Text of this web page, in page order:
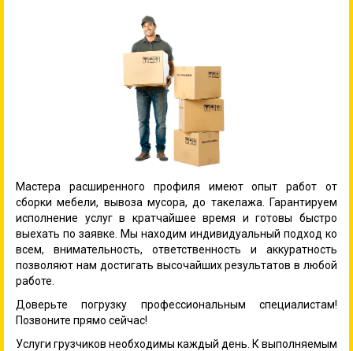
Мастера расширенного профиля имеют опыт работ от
сборки мебели, вывоза мусора, до такелажа. Гарантируем
исполнение услуг в кратчайшее время и готовы быстро
выехать по заявке. Мы находим индивидуальный подход ко
всем, внимательность, ответственность и аккуратность
позволяют нам достигать высочайших результатов в любой
работе.
Доверьте погрузку профессиональным специалистам!
Позвоните прямо сейчас!
Услуги грузчиков необходимы каждый день. К выполняемым